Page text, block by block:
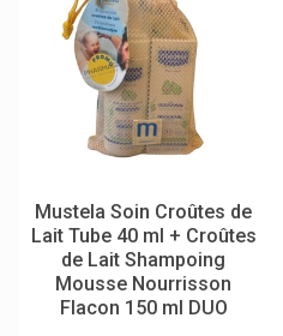
Mustela Soin Croûtes de
Lait Tube 40 ml + Croûtes
de Lait Shampoing
Mousse Nourrisson
Flacon 150 ml DUO